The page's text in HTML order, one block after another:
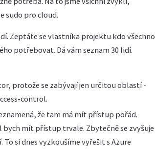
sudo pro cloud.
Zeptáte se vlastníka projektu kdo všechno
potřebovat. Dá vám seznam 30 lidí.
protože se zabývají jen určitou oblastí -
control.
že tam má mít přístup pořád.
bych mít přístup trvale. Zbytečně se zvyšuje
si dnes vyzkoušíme vyřešit s Azure